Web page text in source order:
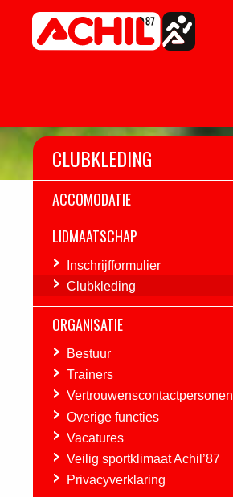
CLUBKLEDING
ACCOMODATIE
LIDMAATSCHAP
Inschrijfformulier
Clubkleding
ORGANISATIE
Bestuur
Trainers
Vertrouwenscontactpersonen
Overige functies
Vacatures
Veilig sportklimaat Achil’87
Privacyverklaring